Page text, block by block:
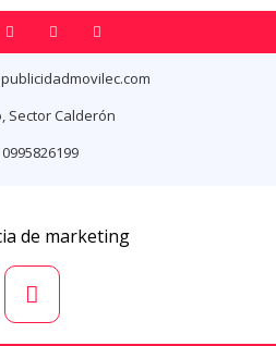
Sector Calderón
0995826199